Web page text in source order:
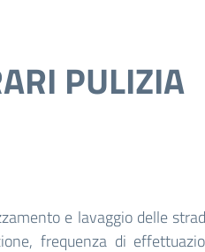
PULIZIA
e lavaggio delle
frequenza di